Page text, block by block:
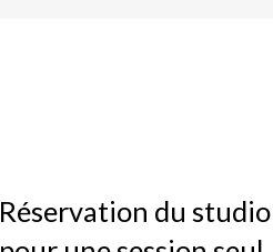
Réservation du studio